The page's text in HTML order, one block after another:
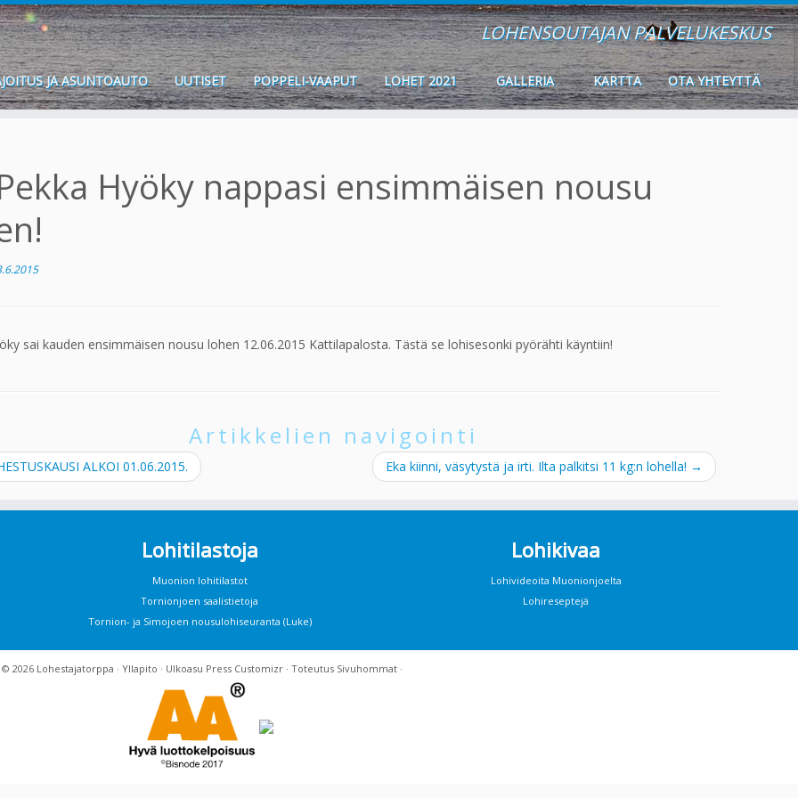
LOHENSOUTAJAN PALVELUKESKUS
JA ASUNTOAUTO UUTISET POPPELI-VAAPUT LOHET 2021 GALLERIA KARTTA OTA YHTEYTTÄ
Hyöky nappasi ensimmäisen nousu
sai kauden ensimmäisen nousu lohen 12.06.2015 Kattilapalosta. Tästä se lohisesonki pyörähti käyntiin!
Artikkelien navigointi
ALKOI 01.06.2015. Eka kiinni, väsytystä ja irti. Ilta palkitsi 11 kg:n lohella! →
Lohitilastoja
Muonion lohitilastot
Tornionjoen saalistietoja
Tornion- ja Simojoen nousulohiseuranta (Luke)
Lohikivaa
Lohivideoita Muonionjoelta
Lohireseptejä
© 2026 Lohestajatorppa · Yllapito · Ulkoasu Press Customizr · Toteutus Sivuhommat ·